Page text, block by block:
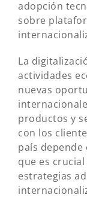
adopción
sobre
La
actividades
nuevas
productos y
con los
país
que es
estrategias